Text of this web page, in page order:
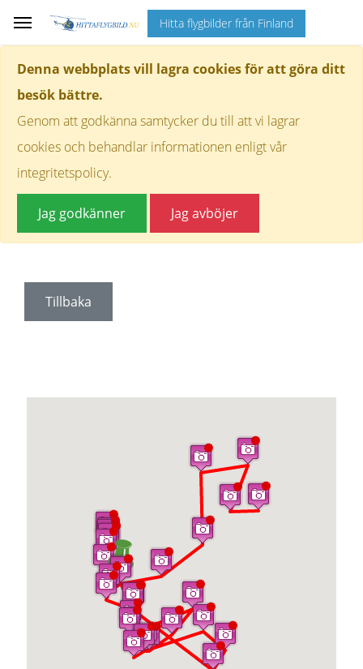
Denna webbplats vill lagra cookies för att göra ditt
besök bättre.
Genom att godkänna samtycker du till att vi lagrar
cookies och behandlar informationen enligt vår
integritetspolicy.
Jag godkänner Jag avböjer
Hitta flygbilder från Finland
Tillbaka